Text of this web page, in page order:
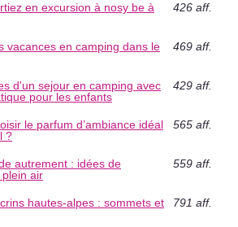
en excursion à nosy be à
426 aff.
vacances en camping dans le
469 aff.
d'un sejour en camping avec
pour les enfants
429 aff.
le parfum d’ambiance idéal
?
565 aff.
autrement : idées de
air
559 aff.
hautes-alpes : sommets et
791 aff.